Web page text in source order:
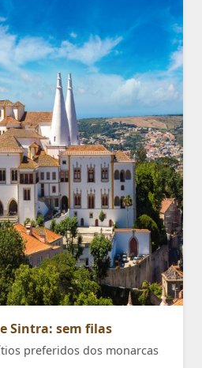
Sintra: sem filas
preferidos dos monarcas